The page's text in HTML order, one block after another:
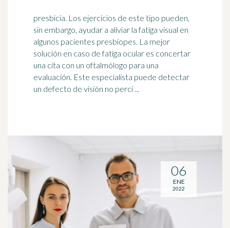
presbicia. Los ejercicios de este tipo pueden,
sin embargo, ayudar a aliviar la fatiga visual en
algunos pacientes presbíopes. La mejor
solución en caso de fatiga ocular es concertar
una cita con un oftalmólogo para una
evaluación. Este especialista puede detectar
un defecto de visión no perci ...
06
ENE
2022